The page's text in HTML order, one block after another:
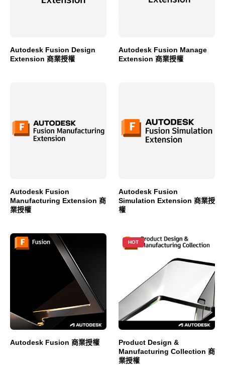
Autodesk Fusion Design
Extension 商業授權
Autodesk Fusion Manage
Extension 商業授權
Autodesk Fusion
Manufacturing Extension 商
業授權
Autodesk Fusion
Simulation Extension 商業授
權
Autodesk Fusion 商業授權
HOT
Product Design &
Manufacturing Collection 商
業授權